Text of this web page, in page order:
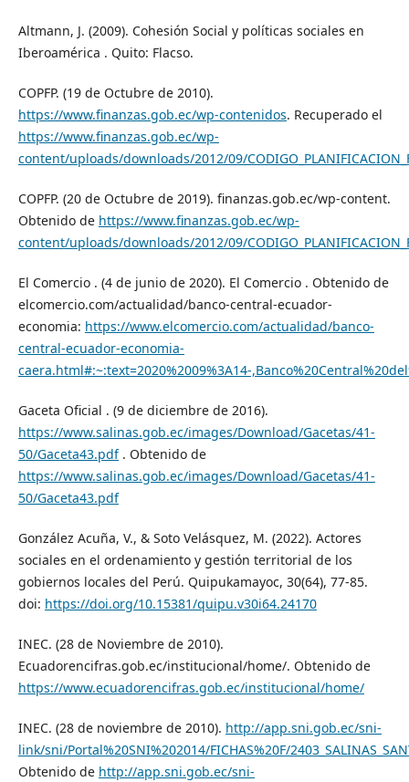
Altmann, J. (2009). Cohesión Social y políticas sociales en
Iberoamérica . Quito: Flacso.
COPFP. (19 de Octubre de 2010).
https://www.finanzas.gob.ec/wp-contenidos. Recuperado el
https://www.finanzas.gob.ec/wp-
content/uploads/downloads/2012/09/
COPFP. (20 de Octubre de 2019). finanzas.gob.ec/wp-content.
Obtenido de https://www.finanzas.gob.ec/wp-
content/uploads/downloads/2012/09/
El Comercio . (4 de junio de 2020). El Comercio . Obtenido de
elcomercio.com/actualidad/banco-central-ecuador-
economia: https://www.elcomercio.com/actualidad/banco-
central-ecuador-economia-
caera.html#:~:text=2020%2009%3A14-
Gaceta Oficial . (9 de diciembre de 2016).
https://www.salinas.gob.ec/images/Download/Gacetas/41-
50/Gaceta43.pdf. Obtenido de
https://www.salinas.gob.ec/images/Download/Gacetas/41-
50/Gaceta43.pdf
González Acuña, V., & Soto Velásquez, M. (2022). Actores
sociales en el ordenamiento y gestión territorial de los
gobiernos locales del Perú. Quipukamayoc, 30(64), 77-85.
doi: https://doi.org/10.15381/quipu.v30i64.24170
INEC. (28 de Noviembre de 2010).
Ecuadorencifras.gob.ec/institucional/home/. Obtenido de
https://www.ecuadorencifras.gob.ec/institucional/home/
INEC. (28 de noviembre de 2010). http://app.sni.gob.ec/sni-
link/sni/Portal%20SNI%202014/FICHAS%20F/
Obtenido de http://app.sni.gob.ec/sni-